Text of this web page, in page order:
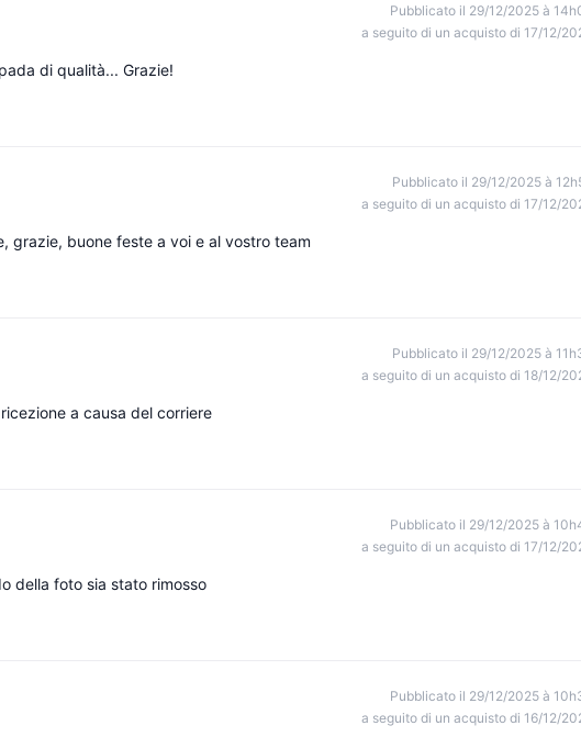
Pubblicato il 29/12/2025 à
a seguito di un acquisto di 17/12/
di qualità... Grazie!
Pubblicato il 29/12/2025 à
a seguito di un acquisto di 17/12/
grazie, buone feste a voi e al vostro team
Pubblicato il 29/12/2025 à
a seguito di un acquisto di 18/12/
a causa del corriere
Pubblicato il 29/12/2025 à
a seguito di un acquisto di 17/12/
della foto sia stato rimosso
Pubblicato il 29/12/2025 à
a seguito di un acquisto di 16/12/